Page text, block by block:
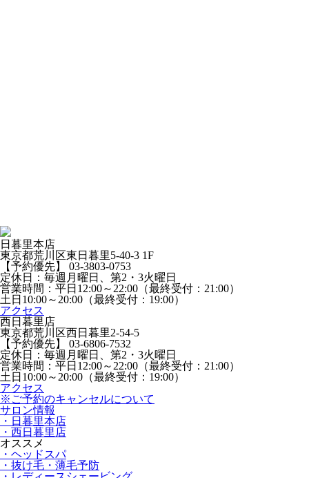
日暮里本店
東京都荒川区東日暮里5-40-3 1F
【予約優先】 03-3803-0753
定休日：毎週月曜日、第2・3火曜日
営業時間：平日12:00～22:00（最終受付：21:00）
土日10:00～20:00（最終受付：19:00）
アクセス
西日暮里店
東京都荒川区西日暮里2-54-5
【予約優先】 03-6806-7532
定休日：毎週月曜日、第2・3火曜日
営業時間：平日12:00～22:00（最終受付：21:00）
土日10:00～20:00（最終受付：19:00）
アクセス
※ご予約のキャンセルについて
サロン情報
・日暮里本店
・西日暮里店
オススメ
・ヘッドスパ
・抜け毛・薄毛予防